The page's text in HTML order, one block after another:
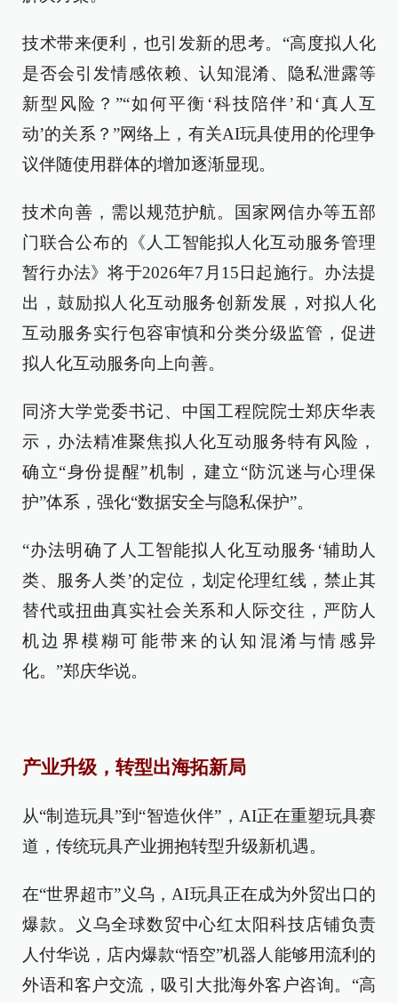
技术带来便利，也引发新的思考。“高度拟人化
是否会引发情感依赖、认知混淆、隐私泄露等
新型风险？”“如何平衡‘科技陪伴’和‘真人互
动’的关系？”网络上，有关AI玩具使用的伦理争
议伴随使用群体的增加逐渐显现。
技术向善，需以规范护航。国家网信办等五部
门联合公布的《人工智能拟人化互动服务管理
暂行办法》将于2026年7月15日起施行。办法提
出，鼓励拟人化互动服务创新发展，对拟人化
互动服务实行包容审慎和分类分级监管，促进
拟人化互动服务向上向善。
同济大学党委书记、中国工程院院士郑庆华表
示，办法精准聚焦拟人化互动服务特有风险，
确立“身份提醒”机制，建立“防沉迷与心理保
护”体系，强化“数据安全与隐私保护”。
“办法明确了人工智能拟人化互动服务‘辅助人
类、服务人类’的定位，划定伦理红线，禁止其
替代或扭曲真实社会关系和人际交往，严防人
机边界模糊可能带来的认知混淆与情感异
化。”郑庆华说。
产业升级，转型出海拓新局
从“制造玩具”到“智造伙伴”，AI正在重塑玩具赛
道，传统玩具产业拥抱转型升级新机遇。
在“世界超市”义乌，AI玩具正在成为外贸出口的
爆款。义乌全球数贸中心红太阳科技店铺负责
人付华说，店内爆款“悟空”机器人能够用流利的
外语和客户交流，吸引大批海外客户咨询。“高